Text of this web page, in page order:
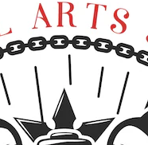
Million
Produkte
Spaces
KI-Assistent
KI-Bildgenerator
KI-Videogenerator